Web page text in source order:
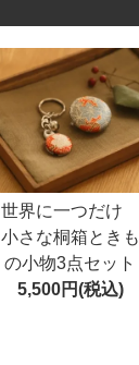
世界に一つだけ
小さな桐箱ときも
の小物3点セット
5,500円(税込)